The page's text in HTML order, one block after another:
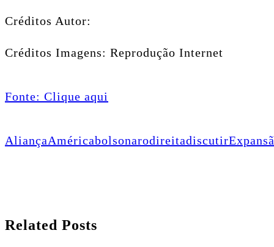
Créditos Autor:
Créditos Imagens: Reprodução Internet
Fonte: Clique aqui
AliançaAméricabolsonarodireitadiscutir
Related Posts